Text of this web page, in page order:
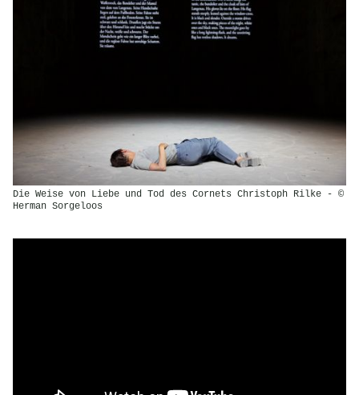
Die Weise von Liebe und Tod des Cornets Christoph Rilke - ©
Herman Sorgeloos